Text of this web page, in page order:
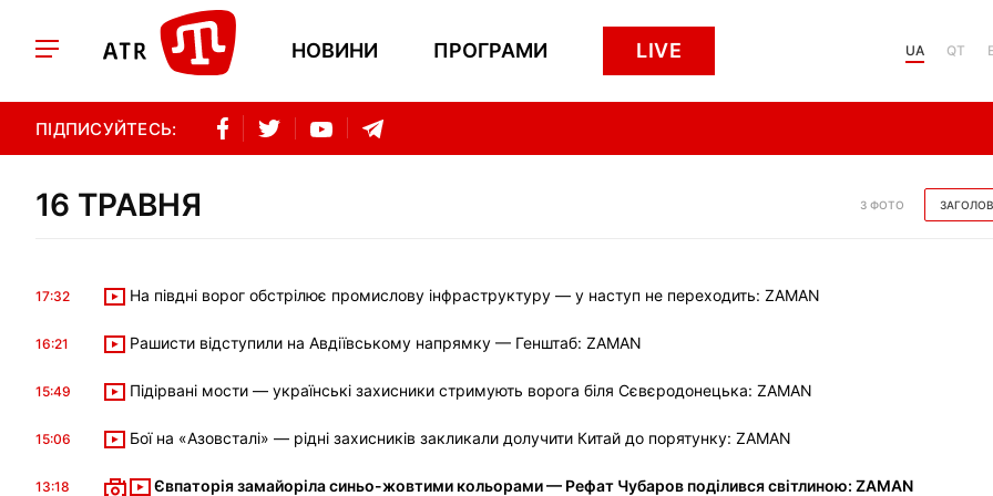
НОВИНИ ПРОГРАМИ LIVE UA QT
ПІДПИСУЙТЕСЬ:
16 ТРАВНЯ З ФОТО
17:32 На півдні ворог обстрілює промислову інфраструктуру — у наступ не переходить: ZAMAN
16:21 Рашисти відступили на Авдіївському напрямку — Генштаб: ZAMAN
15:49 Підірвані мости — українські захисники стримують ворога біля Сєвєродонецька: ZAMAN
15:06 Бої на «Азовсталі» — рідні захисників закликали долучити Китай до порятунку: ZAMAN
13:18 Євпаторія замайоріла синьо-жовтими кольорами — Рефат Чубаров поділився світлиною: ZAMAN